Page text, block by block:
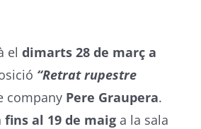
el dimarts 28 de març a
“Retrat rupestre
company Pere Graupera.
fins al 19 de maiga la sala